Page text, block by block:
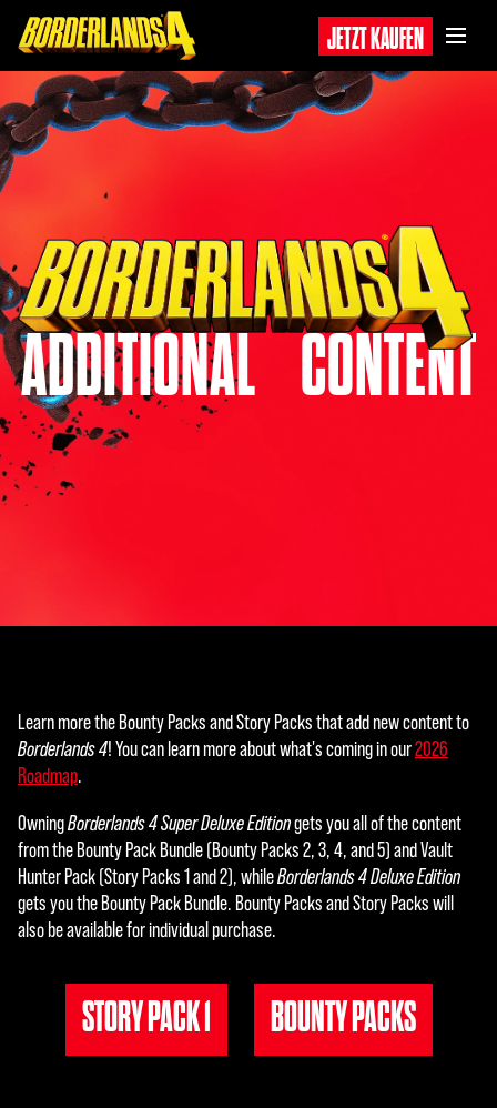
JETZT KAUFEN
ADDITIONAL‎‎ ‎ ‎ ‎ CONTENT‎‎
Learn more the Bounty Packs and Story Packs that add new content to
Borderlands 4! You can learn more about what's coming in our2026
Roadmap.
OwningBorderlands 4 Super Deluxe Editiongets you all of the content
from the Bounty Pack Bundle (Bounty Packs 2, 3, 4, and 5) and Vault
Hunter Pack (Story Packs 1 and 2), whileBorderlands 4 Deluxe Edition
gets you the Bounty Pack Bundle. Bounty Packs and Story Packs will
also be available for individual purchase.
STORY PACK 1 BOUNTY PACKS